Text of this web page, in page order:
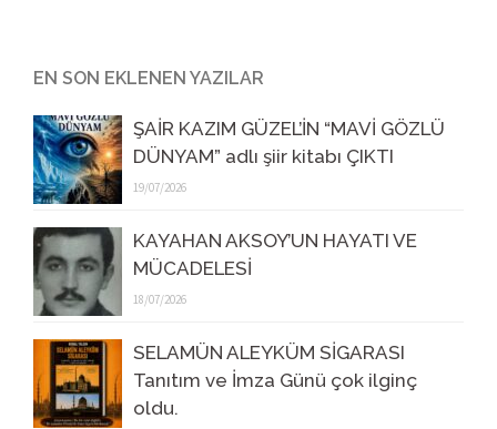
EN SON EKLENEN YAZILAR
ŞAİR KAZIM GÜZEL’İN “MAVİ GÖZLÜ
DÜNYAM” adlı şiir kitabı ÇIKTI
19/07/2026
KAYAHAN AKSOY’UN HAYATI VE
MÜCADELESİ
18/07/2026
SELAMÜN ALEYKÜM SİGARASI
Tanıtım ve İmza Günü çok ilginç
oldu.